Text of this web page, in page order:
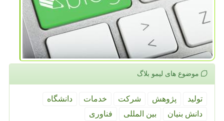
موضوع های لیمو بلاگ
تولید پژوهش شركت خدمات
دانشگاه
دانش بنیان
بین المللی فناوری